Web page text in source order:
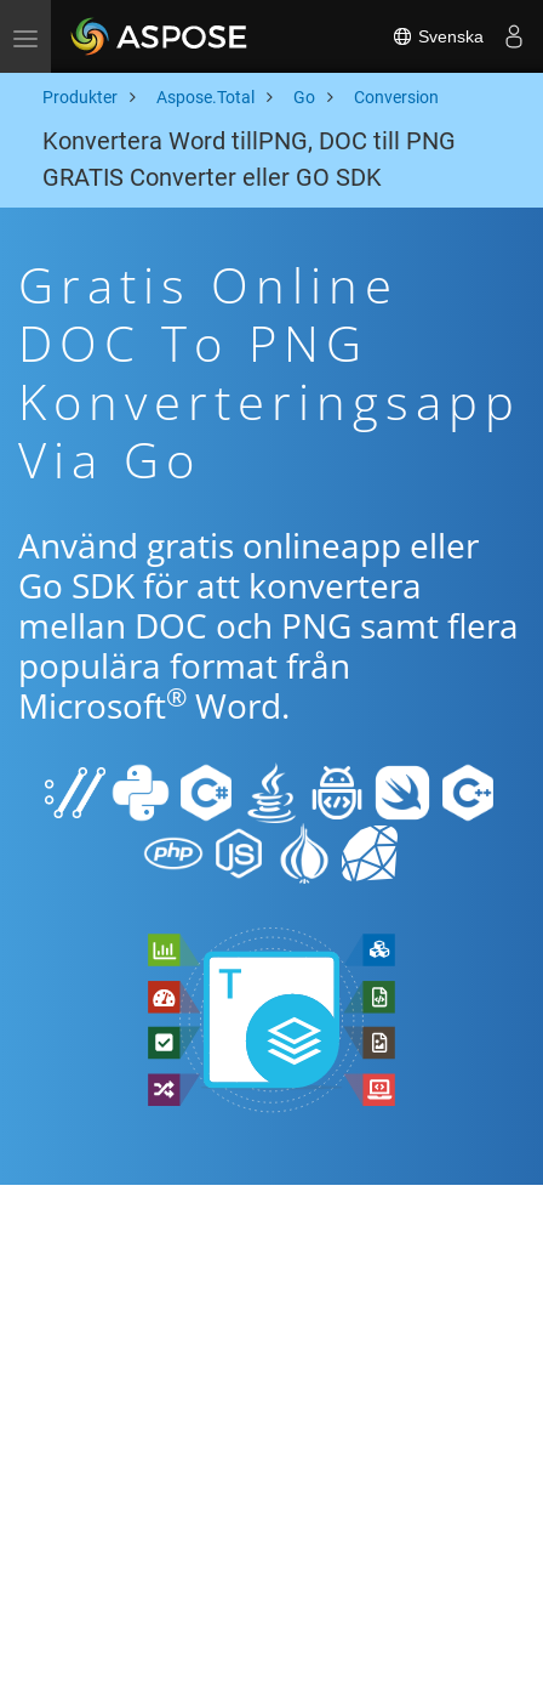
Toggle navigation Svenska
Produkter Aspose.Total Go Conversion
Konvertera Word tillPNG, DOC till PNG
GRATIS Converter eller GO SDK
Gratis Online
DOC To PNG
Konverteringsapp
Via Go
Använd gratis onlineapp eller
Go SDK för att konvertera
mellan DOC och PNG samt flera
populära format från
Microsoft® Word.